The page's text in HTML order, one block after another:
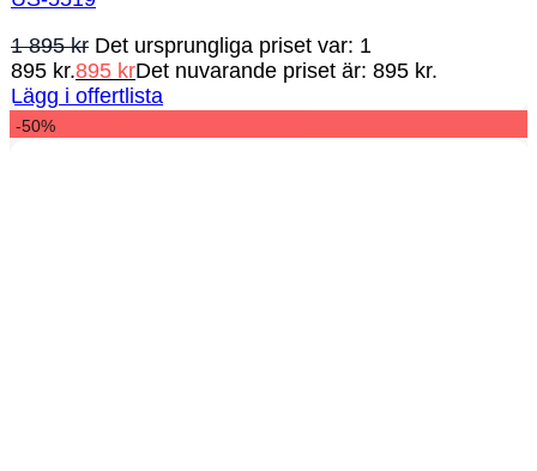
1 895kr Det ursprungliga priset var: 1
895 kr.895 krDet nuvarande priset är: 895 kr.
Lägg i offertlista
-50%